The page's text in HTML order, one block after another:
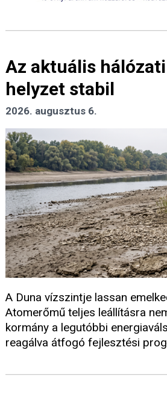
Az aktuális
helyzet stabil
2026. augusztus 6.
A Duna vízszintje lassan
Atomerőmű teljes leállításra
kormány a legutóbbi
reagálva átfogó fejlesztési